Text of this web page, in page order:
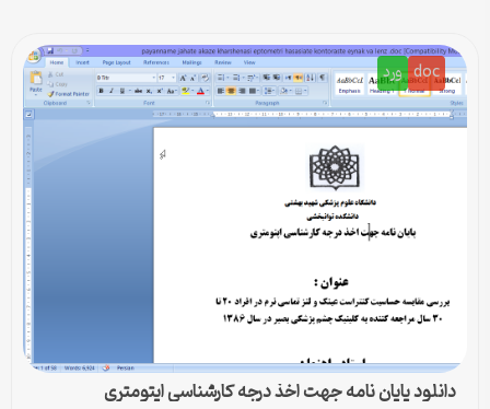
doc ورد
دانلود پایان نامه جهت اخذ درجه کارشناسی اپتومتری